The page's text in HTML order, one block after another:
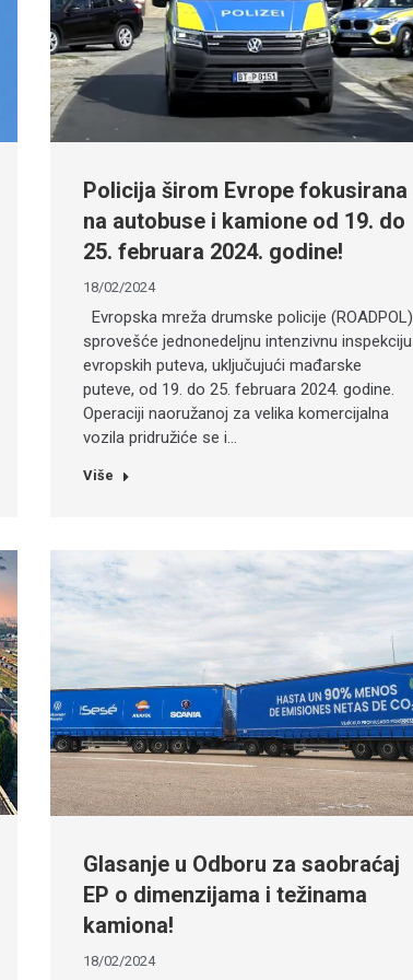
Policija širom Evrope fokusirana
na autobuse i kamione od 19. do
25. februara 2024. godine!
18/02/2024
Evropska mreža drumske policije (ROADPOL)
sprovešće jednonedeljnu intenzivnu inspekciju
evropskih puteva, uključujući mađarske
puteve, od 19. do 25. februara 2024. godine.
Operaciji naoružanoj za velika komercijalna
vozila pridružiće se i…
Više
Glasanje u Odboru za saobraćaj
EP o dimenzijama i težinama
kamiona!
18/02/2024